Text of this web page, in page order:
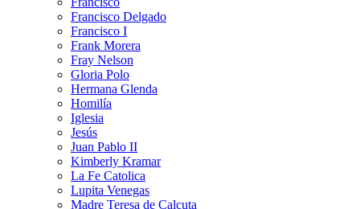
Francisco Delgado
Francisco I
Frank Morera
Fray Nelson
Gloria Polo
Hermana Glenda
Homilía
Iglesia
Jesús
Juan Pablo II
Kimberly Kramar
La Fe Catolica
Lupita Venegas
Madre Teresa de Calcuta